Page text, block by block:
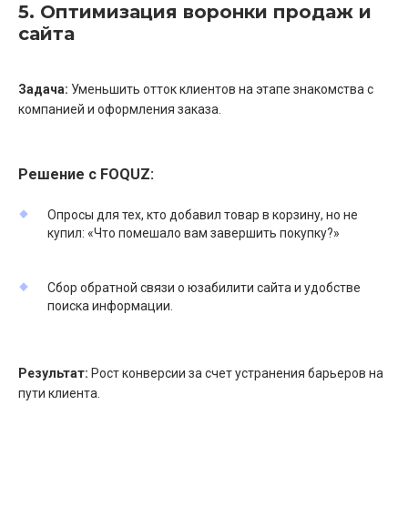
5. Оптимизация воронки продаж и
сайта
Задача: Уменьшить отток клиентов на этапе знакомства с
компанией и оформления заказа.
Решение с FOQUZ:
Опросы для тех, кто добавил товар в корзину, но не
купил: «Что помешало вам завершить покупку?»
Сбор обратной связи о юзабилити сайта и удобстве
поиска информации.
Результат: Рост конверсии за счет устранения барьеров на
пути клиента.